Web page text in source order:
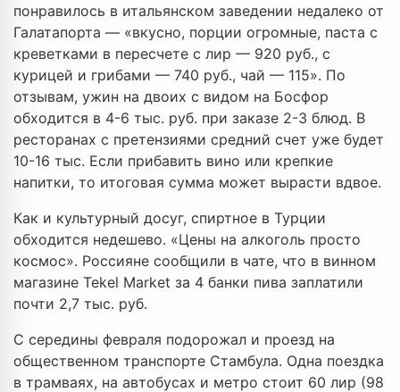
понравилось в итальянском заведении недалеко от
Галатапорта — «вкусно, порции огромные, паста с
креветками в пересчете с лир — 920 руб., с
курицей и грибами — 740 руб., чай — 115». По
отзывам, ужин на двоих с видом на Босфор
обходится в 4-6 тыс. руб. при заказе 2-3 блюд. В
ресторанах с претензиями средний счет уже будет
10-16 тыс. Если прибавить вино или крепкие
напитки, то итоговая сумма может вырасти вдвое.
Как и культурный досуг, спиртное в Турции
обходится недешево. «Цены на алкоголь просто
космос». Россияне сообщили в чате, что в винном
магазине Tekel Market за 4 банки пива заплатили
почти 2,7 тыс. руб.
С середины февраля подорожал и проезд на
общественном транспорте Стамбула. Одна поездка
в трамваях, на автобусах и метро стоит 60 лир (98